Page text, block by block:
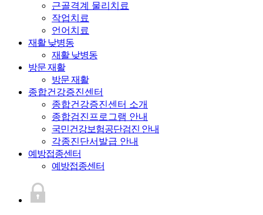
근골격계 물리치료
작업치료
언어치료
재활 낮병동
재활 낮병동
방문 재활
방문 재활
종합건강증진센터
종합건강증진센터 소개
종합검진프로그램 안내
국민건강보험공단검진 안내
각종진단서발급 안내
예방접종센터
예방접종센터